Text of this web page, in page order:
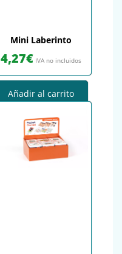
Mini Laberinto
4,27€ IVA no incluidos
Añadir al carrito